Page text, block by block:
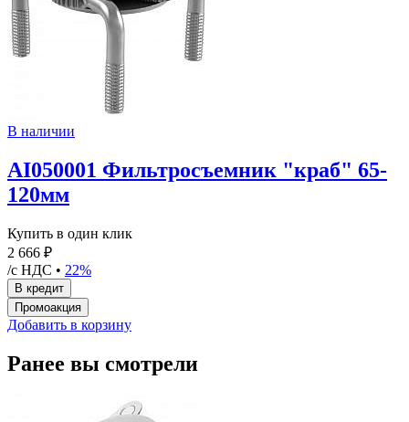
В наличии
AI050001 Фильтросъемник "краб" 65-
120мм
Купить в один клик
2 666 ₽
/с НДС • 22%
Добавить в корзину
Ранее вы смотрели